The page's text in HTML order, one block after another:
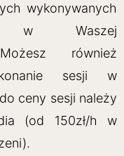
wykonywanych
Waszej
Możesz również
sesji w
ceny sesji należy
(od 150zł/h w